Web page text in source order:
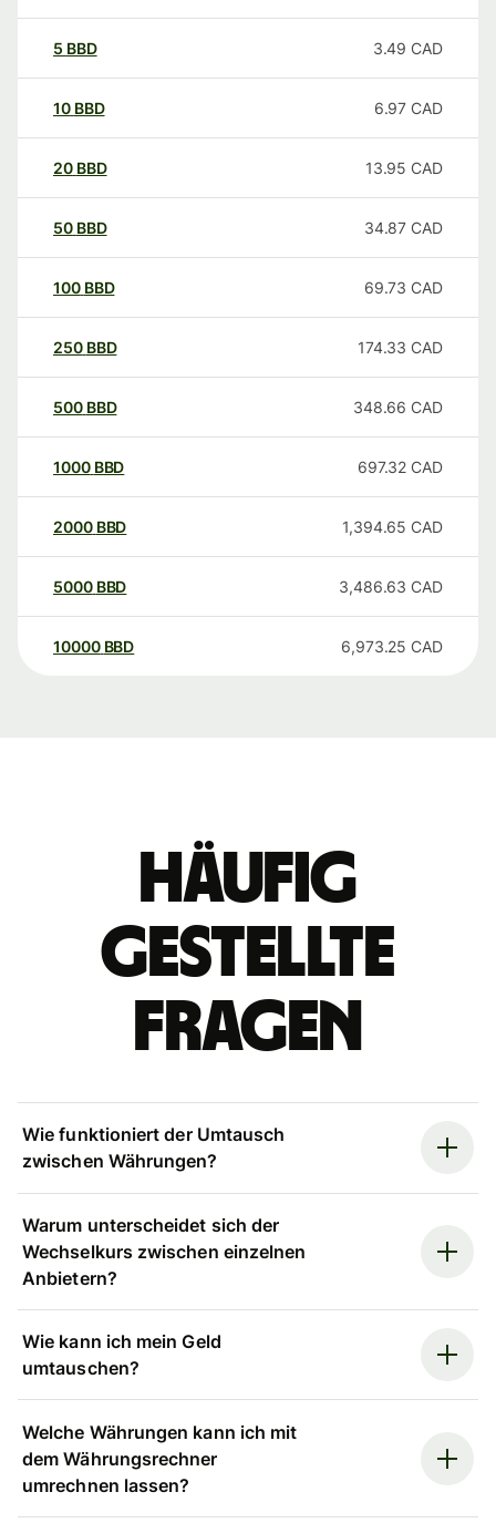
5 BBD 3.49 CAD
10 BBD 6.97 CAD
20 BBD 13.95 CAD
50 BBD 34.87 CAD
100 BBD 69.73 CAD
250 BBD 174.33 CAD
500 BBD 348.66 CAD
1000 BBD 697.32 CAD
2000 BBD 1,394.65 CAD
5000 BBD 3,486.63 CAD
10000 BBD 6,973.25 CAD
Häufig
gestellte
Fragen
Wie funktioniert der Umtausch
zwischen Währungen?
Warum unterscheidet sich der
Wechselkurs zwischen einzelnen
Anbietern?
Wie kann ich mein Geld
umtauschen?
Welche Währungen kann ich mit
dem Währungsrechner
umrechnen lassen?